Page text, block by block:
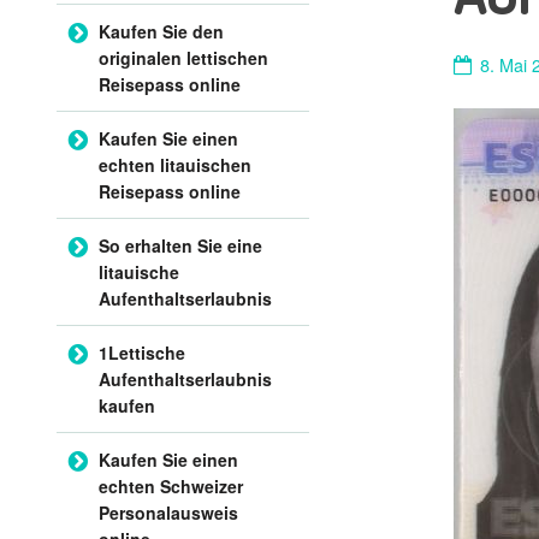
8. Mai
Kaufen Sie den
originalen lettischen
Reisepass online
Kaufen Sie einen
echten litauischen
Reisepass online
So erhalten Sie eine
litauische
Aufenthaltserlaubnis
1Lettische
Aufenthaltserlaubnis
kaufen
Kaufen Sie einen
echten Schweizer
Personalausweis